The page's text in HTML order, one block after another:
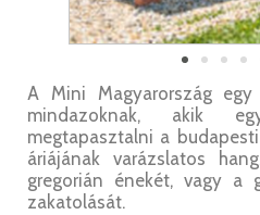
A Mini Magyarország
mindazoknak, akik
megtapasztalni a
áriájának varázslatos
gregorián énekét, vagy a
zakatolását.